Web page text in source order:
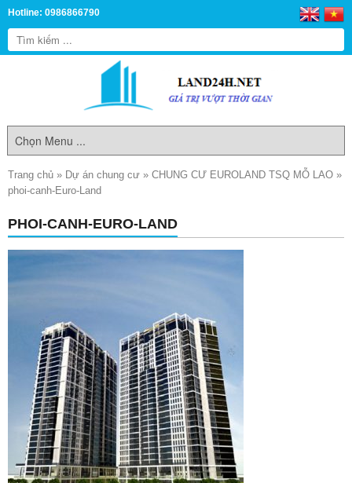
Hotline: 0986866790
Trang chủ » Dự án chung cư » CHUNG CƯ EUROLAND TSQ MỖ LAO »
phoi-canh-Euro-Land
PHOI-CANH-EURO-LAND